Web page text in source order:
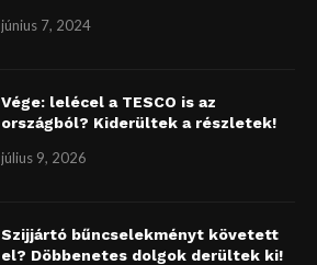
június 7, 2024
Vége: lelécel a TESCO is az
országból? Kiderültek a részletek!
július 9, 2026
Szijjártó bűncselekményt követett
el? Döbbenetes dolgok derültek ki!